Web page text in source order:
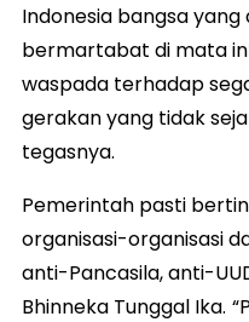
Indonesia bangsa yang
bermartabat di mata
waspada terhadap
gerakan yang tidak
tegasnya.
Pemerintah pasti
organisasi-organisasi
anti-Pancasila, anti-
Bhinneka Tunggal Ika.